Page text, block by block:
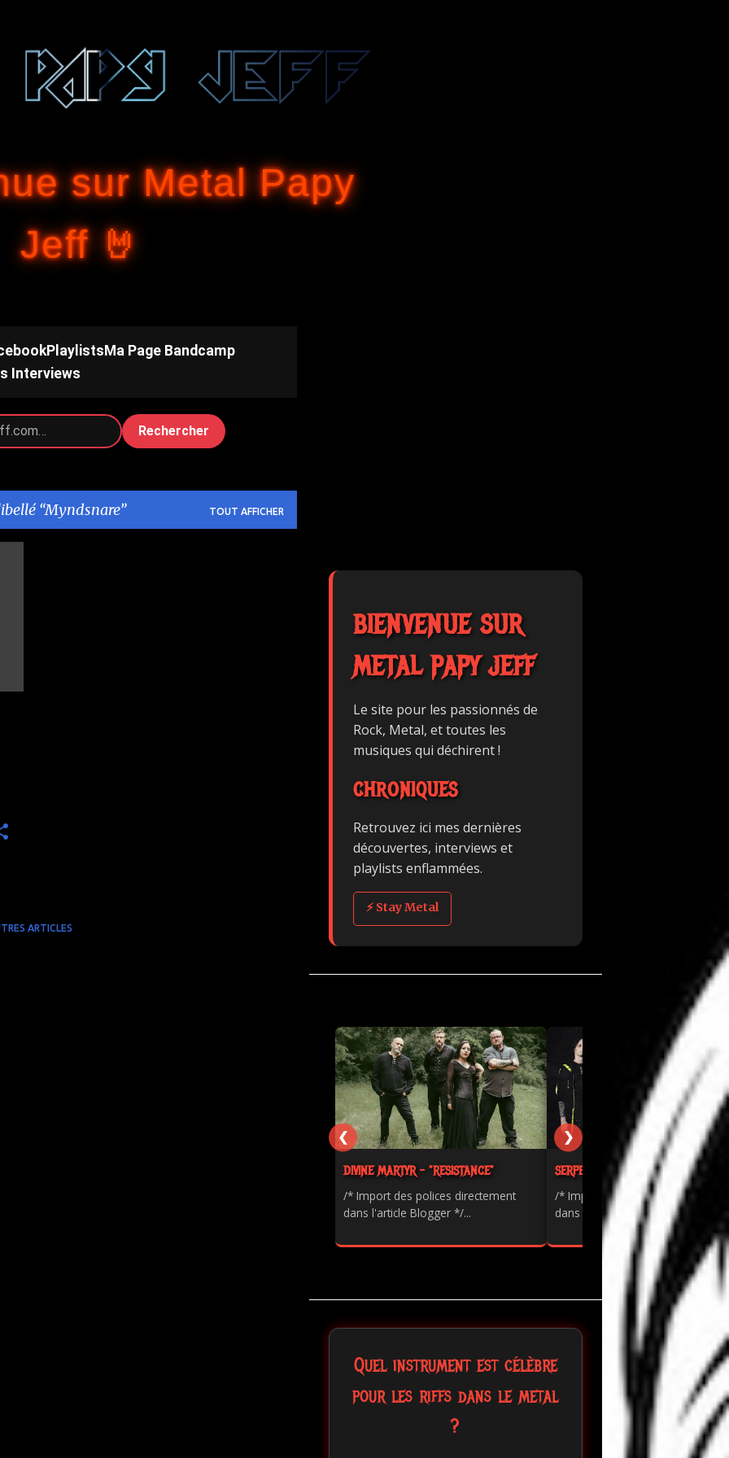
sur Metal Papy
Jeff 🤘
Playlists Ma Page Bandcamp
Interviews
Rechercher
Myndsnare TOUT AFFICHER
ARTICLES
BIENVENUE SUR
METAL PAPY JEFF
Le site pour les passionnés de
Rock, Metal, et toutes les
musiques qui déchirent !
CHRONIQUES
Retrouvez ici mes dernières
découvertes, interviews et
playlists enflammées.
⚡ Stay Metal
DIVINE MARTYR - "RESISTANCE"
/* Import des polices directement
dans l'article Blogger */...
SERPENTS - "PAINKILLER"
/* Import des polices directement
dans l'article Blogger */...
❮ ❯
Quel instrument est célèbre
pour les riffs dans le metal
?